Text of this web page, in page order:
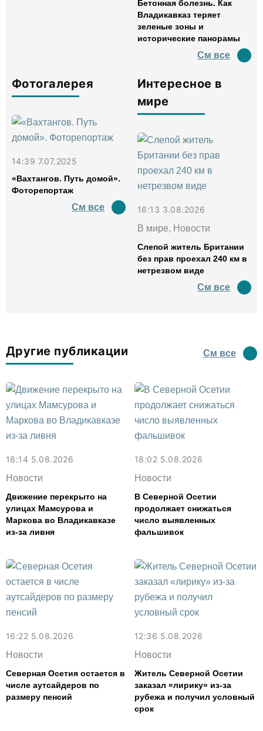
Бетонная болезнь. Как
Владикавказ теряет
зеленые зоны и
исторические панорамы
См все
Фотогалерея
14:39 7.07.2025
«Вахтангов. Путь домой».
Фоторепортаж
См все
Интересное в
мире
16:13 3.08.2026
В мире, Новости
Слепой житель Британии
без прав проехал 240 км в
нетрезвом виде
См все
Другие публикации См все
18:14 5.08.2026
Новости
Движение перекрыто на
улицах Мамсурова и
Маркова во Владикавказе
из-за ливня
18:02 5.08.2026
Новости
В Северной Осетии
продолжает снижаться
число выявленных
фальшивок
16:22 5.08.2026
Новости
Северная Осетия остается в
числе аутсайдеров по
размеру пенсий
12:36 5.08.2026
Новости
Житель Северной Осетии
заказал «лирику» из-за
рубежа и получил условный
срок